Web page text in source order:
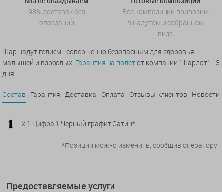
98% доставок без
опозданий
Все композиции привозим
в надутом и собранном
виде
Шар надут гелием - совершенно безопасным для здоровья
малышей и взрослых. Гарантия на полетот компании "Шарлот" - 3
дня
Состав Гарантия Доставка Оплата Отзывы клиентов Новости
x 1 Цифра 1 Черный графит Сатин*
*Позиции можно изменить, сообщив оператору
Предоставляемые услуги